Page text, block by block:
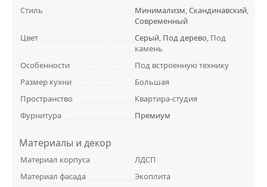
Стиль
Минимализм,Скандинавский,
Современный
Цвет
Серый, Под дерево, Под
камень
Особенности
Под встроенную технику
Размер кухни
Большая
Пространство
Квартира-студия
Фурнитура
Премиум
Материалы и декор
Материал корпуса
ЛДСП
Материал фасада
Экоплита